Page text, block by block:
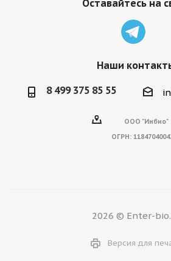
Оставайтесь на
Наши
8 499 375 85 55
ООО "Инбио"
ОГРН:
2026 © Enter-
Версия для